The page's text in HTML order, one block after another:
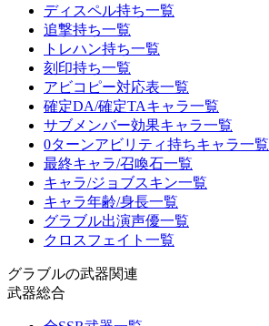
ディスペル持ち一覧
追撃持ち一覧
トレハン持ち一覧
刻印持ち一覧
アビコピー対応表一覧
確定DA/確定TAキャラ一覧
サブメンバー効果キャラ一覧
0ターンアビリティ持ちキャラ一覧
最終キャラ/召喚石一覧
キャラ/ジョブスキン一覧
キャラ年齢/身長一覧
グラブル出演声優一覧
クロスフェイト一覧
グラブルの武器関連
武器総合